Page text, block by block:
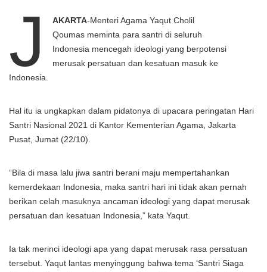
J AKARTA-Menteri Agama Yaqut Cholil
Qoumas meminta para santri di seluruh
Indonesia mencegah ideologi yang berpotensi
merusak persatuan dan kesatuan masuk ke
Indonesia.
Hal itu ia ungkapkan dalam pidatonya di upacara peringatan Hari
Santri Nasional 2021 di Kantor Kementerian Agama, Jakarta
Pusat, Jumat (22/10).
“Bila di masa lalu jiwa santri berani maju mempertahankan
kemerdekaan Indonesia, maka santri hari ini tidak akan pernah
berikan celah masuknya ancaman ideologi yang dapat merusak
persatuan dan kesatuan Indonesia,” kata Yaqut.
Ia tak merinci ideologi apa yang dapat merusak rasa persatuan
tersebut. Yaqut lantas menyinggung bahwa tema ‘Santri Siaga